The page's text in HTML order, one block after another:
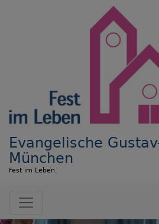
Evangelische
München
Fest im Leben.
Hauptnavigation